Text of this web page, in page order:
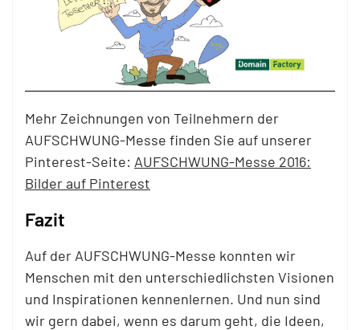
Mehr Zeichnungen von Teilnehmern der
AUFSCHWUNG-Messe finden Sie auf unserer
Pinterest-Seite: AUFSCHWUNG-Messe 2016:
Bilder auf Pinterest
Fazit
Auf der AUFSCHWUNG-Messe konnten wir
Menschen mit den unterschiedlichsten Visionen
und Inspirationen kennenlernen. Und nun sind
wir gern dabei, wenn es darum geht, die Ideen,